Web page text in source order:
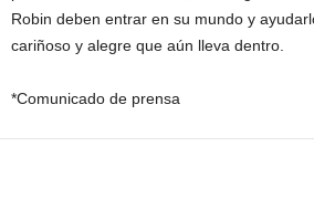
Robin deben entrar en su mundo y
cariñoso y alegre que aún lleva dentro.
*Comunicado de prensa